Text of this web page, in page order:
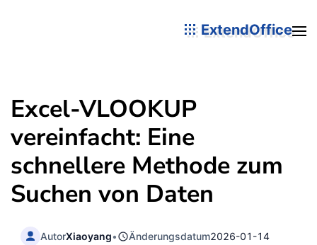
ExtendOffice
Excel-VLOOKUP
vereinfacht: Eine
schnellere Methode zum
Suchen von Daten
AutorXiaoyang• Änderungsdatum2026-01-14